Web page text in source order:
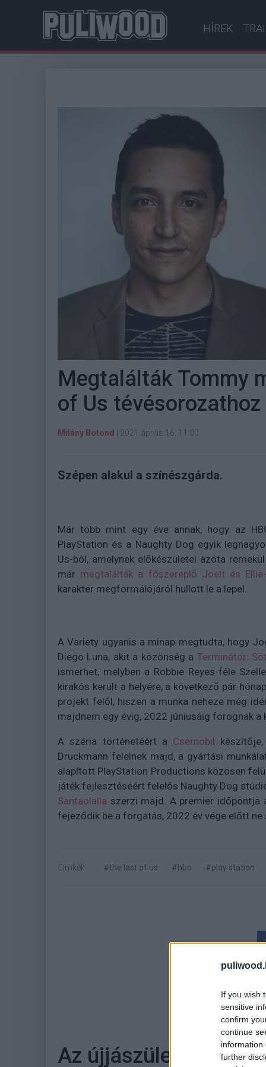
If you wish
sensitive
confirm
continue
information
further
HÍREK
Megtalálták Tommy
of Us tévésorozathoz
Milány Botond 2021 április 16. 11:00
Szépen alakul a színészgárda.
Már több mint egy éve annak, hogy az
PlayStation és a Naughty Dog egyik l
Us-ból, amelynek előkészületei azóta
már megtalálták a főszereplő Joelt és
karakter megformálójáról hullott le a lepel.
A Variety ugyanis a minap megtudta, hogy
Diego Luna, akit a közönség a Terminátor:
ismerhet, melyben a Robbie Reyes-féle
kirakós került a helyére, a következő pár
projekt felől, hiszen a munka neheze még
majdnem egy évig, 2022 júniusáig forognak a
A széria történetéért a Csernobil
Druckmann felelnek majd, a gyártási
alapított PlayStation Productions közösen
játék fejlesztéséért felelős Naughty Dog
Santaolalla szerzi majd. A premier időpontja
fejeződik be a forgatás, 2022 év vége előtt ne
Címkék: #the last of us #hbo #play station
Az újjászületett